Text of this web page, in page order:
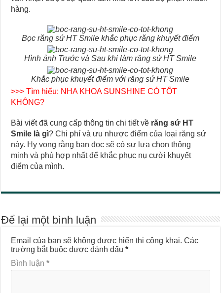
hàng.
Bọc răng sứ HT Smile khắc phục răng khuyết điểm
Hình ảnh Trước và Sau khi làm răng sứ HT Smile
Khắc phục khuyết điểm với răng sứ HT Smile
>>> Tìm hiểu: NHA KHOA SUNSHINE CÓ TỐT
KHÔNG?
Bài viết đã cung cấp thông tin chi tiết về răng sứ HT
Smile là gì? Chi phí và ưu nhược điểm của loại răng sứ
này. Hy vọng rằng bạn đọc sẽ có sự lựa chọn thông
minh và phù hợp nhất để khắc phục nụ cười khuyết
điểm của mình.
Để lại một bình luận
Email của bạn sẽ không được hiển thị công khai. Các
trường bắt buộc được đánh dấu*
Bình luận*